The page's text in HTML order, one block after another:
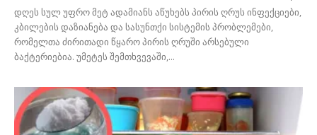
დღეს სულ უფრო მეტ ადამიანს აწუხებს პირის ღრუს ინფექციები,
კბილების დაზიანება და სასუნთქი სისტემის პრობლემები,
რომელთა ძირითადი წყარო პირის ღრუში არსებული
ბაქტერიებია. უმეტეს შემთხვევაში,...